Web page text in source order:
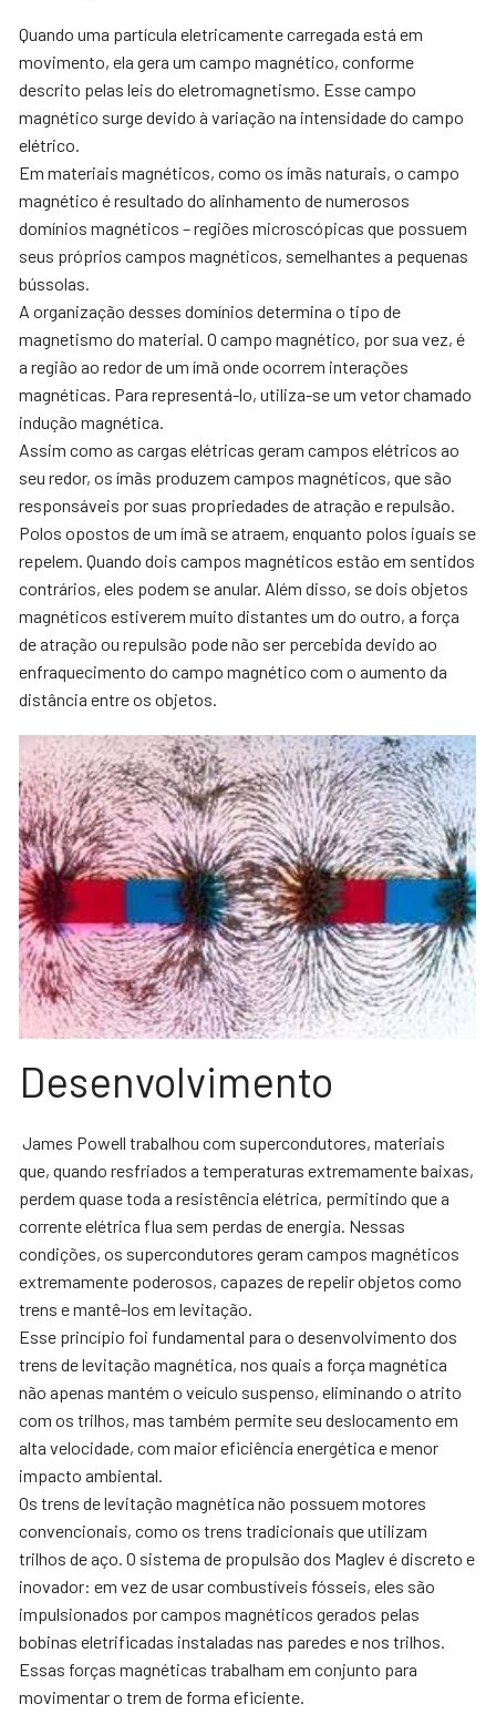
Quando uma partícula eletricamente carregada está em
movimento, ela gera um campo magnético, conforme
descrito pelas leis do eletromagnetismo. Esse campo
magnético surge devido à variação na intensidade do campo
elétrico.
Em materiais magnéticos, como os ímãs naturais, o campo
magnético é resultado do alinhamento de numerosos
domínios magnéticos – regiões microscópicas que possuem
seus próprios campos magnéticos, semelhantes a pequenas
bússolas.
A organização desses domínios determina o tipo de
magnetismo do material. O campo magnético, por sua vez, é
a região ao redor de um ímã onde ocorrem interações
magnéticas. Para representá-lo, utiliza-se um vetor chamado
indução magnética.
Assim como as cargas elétricas geram campos elétricos ao
seu redor, os ímãs produzem campos magnéticos, que são
responsáveis por suas propriedades de atração e repulsão.
Polos opostos de um ímã se atraem, enquanto polos iguais se
repelem. Quando dois campos magnéticos estão em sentidos
contrários, eles podem se anular. Além disso, se dois objetos
magnéticos estiverem muito distantes um do outro, a força
de atração ou repulsão pode não ser percebida devido ao
enfraquecimento do campo magnético com o aumento da
distância entre os objetos.
Desenvolvimento
James Powell trabalhou com supercondutores, materiais
que, quando resfriados a temperaturas extremamente baixas,
perdem quase toda a resistência elétrica, permitindo que a
corrente elétrica flua sem perdas de energia. Nessas
condições, os supercondutores geram campos magnéticos
extremamente poderosos, capazes de repelir objetos como
trens e mantê-los em levitação.
Esse princípio foi fundamental para o desenvolvimento dos
trens de levitação magnética, nos quais a força magnética
não apenas mantém o veículo suspenso, eliminando o atrito
com os trilhos, mas também permite seu deslocamento em
alta velocidade, com maior eficiência energética e menor
impacto ambiental.
Os trens de levitação magnética não possuem motores
convencionais, como os trens tradicionais que utilizam
trilhos de aço. O sistema de propulsão dos Maglev é discreto e
inovador: em vez de usar combustíveis fósseis, eles são
impulsionados por campos magnéticos gerados pelas
bobinas eletrificadas instaladas nas paredes e nos trilhos.
Essas forças magnéticas trabalham em conjunto para
movimentar o trem de forma eficiente.